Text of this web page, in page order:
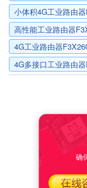
小体积4G工业路由
高性能工业路由器
4G工业路由器
4G多接口工业路由
确